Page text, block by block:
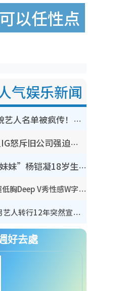
以任性点
气娱乐新闻
8大最没礼貌艺人名单被疯传！网友揭发明星真面目，一致数落这一位是无品天花板？
35岁女艺人IG怒斥旧公司强迫开工！句句有骨刺到爆：好老板真系好重要
童星“美心妹妹”杨铠凝18岁生日成人礼！最新近照曝光，女大十八变，花滑冠军文武双全
Bob大女儿超低胸Deep V秀性感W字胸！澎湃身材震惊眼球获赞劲过袁嘉敏
42岁前TVB男艺人转行12年突然宣布回归拍戏！亲揭当年离巢真相：等足九年
好去處